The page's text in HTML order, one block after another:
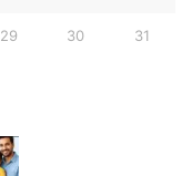
29 30 31